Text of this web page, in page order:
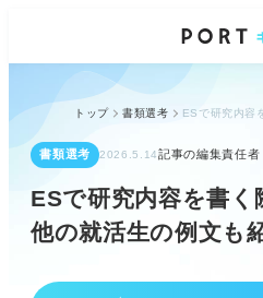
トップ 書類選考
書類選考 2026.5.14記事の編集責任者
ESで研究内容を書く
他の就活生の例文も